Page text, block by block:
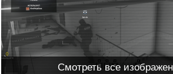
Смотреть все